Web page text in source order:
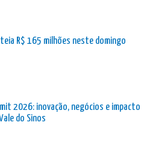
R$ 165 milhões neste domingo
2026: inovação, negócios e impacto
do Sinos